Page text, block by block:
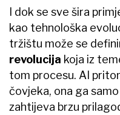
I dok se sve šira
kao tehnološka
tržištu može se
revolucija koja iz
tom procesu. AI
čovjeka, ona ga
zahtijeva brzu